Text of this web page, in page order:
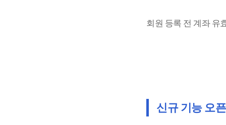
회원 등록 전 계좌 유
신규 기능 오